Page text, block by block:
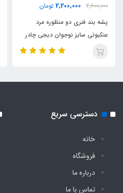
2,600,000
2,200,000 تومان
پشه بند فنری دو منظوره مرد
عنکبوتی سایز نوجوان دیجی چادر
دسترسی سریع
خانه
فروشگاه
درباره ما
تماس با ما